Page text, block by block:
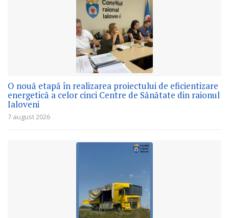
O nouă etapă în realizarea proiectului de eficientizare
energetică a celor cinci Centre de Sănătate din raionul
Ialoveni
7 august 2026